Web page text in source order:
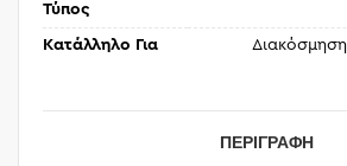
Τύπος
Κατάλληλο Για
ΠΕΡΙΓΡΑΦΉ